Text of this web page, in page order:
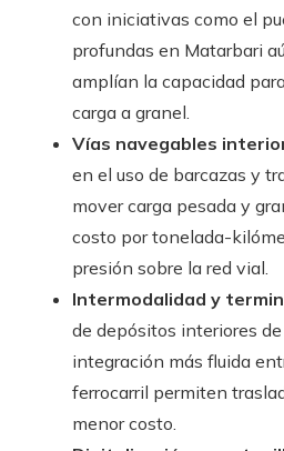
con iniciativas como el
profundas en Matarbari
amplían la capacidad
carga a granel.
Vías navegables
en el uso de barcazas y
mover carga pesada y
costo por tonelada-
presión sobre la red vial.
Intermodalidad y
de depósitos interiores
integración más fluida
ferrocarril permiten
menor costo.